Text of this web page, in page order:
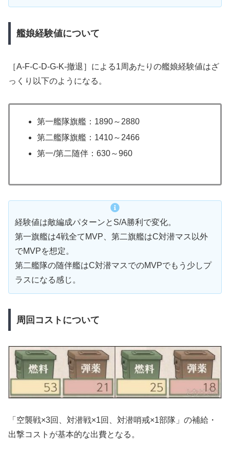
艦娘経験値について
［A-F-C-D-G-K-撤退］による1周あたりの艦娘経験値はざ
っくり以下のようになる。
第一艦隊旗艦：1890～2880
第二艦隊旗艦：1410～2466
第一/第二随伴：630～960
経験値は敵編成パターンとS/A勝利で変化。
第一旗艦は4戦全てMVP、第二旗艦はC対潜マス以外
でMVPを想定。
第二艦隊の随伴艦はC対潜マスでのMVPでもう少しプ
ラスになる感じ。
周回コストについて
「空襲戦×3回、対潜戦×1回、対潜哨戒×1部隊」の補給・
出撃コストが基本的な出費となる。